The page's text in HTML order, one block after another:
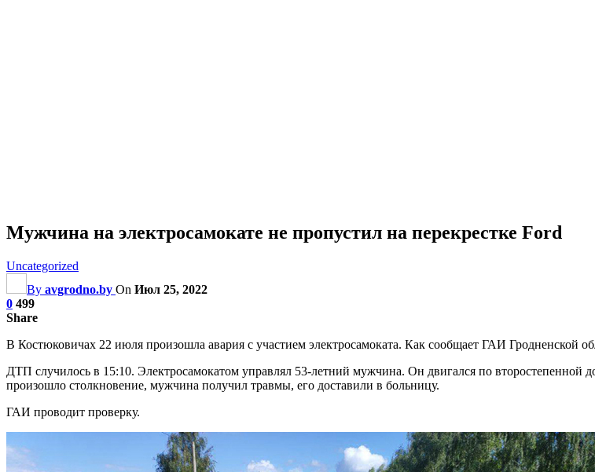
Мужчина на электросамокате не пропустил на перекрестке Ford
Uncategorized
By avgrodno.by On Июл 25, 2022
0 499
Share
В Костюковичах 22 июля произошла авария с участием электросамоката. Как сообщает ГАИ Гродненской
ДТП случилось в 15:10. Электросамокатом управлял 53-летний мужчина. Он двигался по второстепенной
произошло столкновение, мужчина получил травмы, его доставили в больницу.
ГАИ проводит проверку.